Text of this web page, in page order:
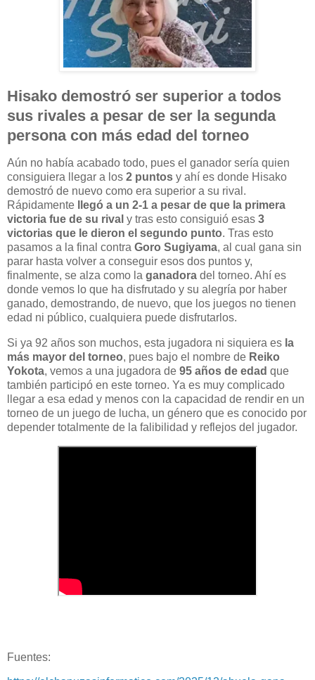
Hisako demostró ser superior a todos
sus rivales a pesar de ser la segunda
persona con más edad del torneo
Aún no había acabado todo, pues el ganador sería quien
consiguiera llegar a los 2 puntos y ahí es donde Hisako
demostró de nuevo como era superior a su rival.
Rápidamente
llegó a un 2-1 a pesar de que la primera
victoria fue de su rival y tras esto consiguió esas 3
victorias que le dieron el segundo punto. Tras esto
pasamos a la final contra Goro Sugiyama, al cual gana sin
parar hasta volver a conseguir esos dos puntos y,
finalmente, se alza como la ganadora del torneo. Ahí es
donde vemos lo que ha disfrutado y su alegría por haber
ganado, demostrando, de nuevo, que los juegos no tienen
edad ni público, cualquiera puede disfrutarlos.
Si ya 92 años son muchos, esta jugadora ni siquiera es la
más mayor del torneo, pues bajo el nombre de Reiko
Yokota, vemos a una jugadora de 95 años de edad que
también participó en este torneo. Ya es muy complicado
llegar a esa edad y menos con la capacidad de rendir en un
torneo de un juego de lucha, un género que es conocido por
depender totalmente de la falibilidad y reflejos del jugador.
Fuentes: